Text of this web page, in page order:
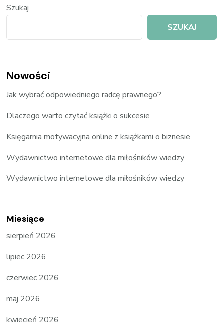
Szukaj
SZUKAJ
Nowości
Jak wybrać odpowiedniego radcę prawnego?
Dlaczego warto czytać książki o sukcesie
Księgarnia motywacyjna online z książkami o biznesie
Wydawnictwo internetowe dla miłośników wiedzy
Wydawnictwo internetowe dla miłośników wiedzy
Miesiące
sierpień 2026
lipiec 2026
czerwiec 2026
maj 2026
kwiecień 2026